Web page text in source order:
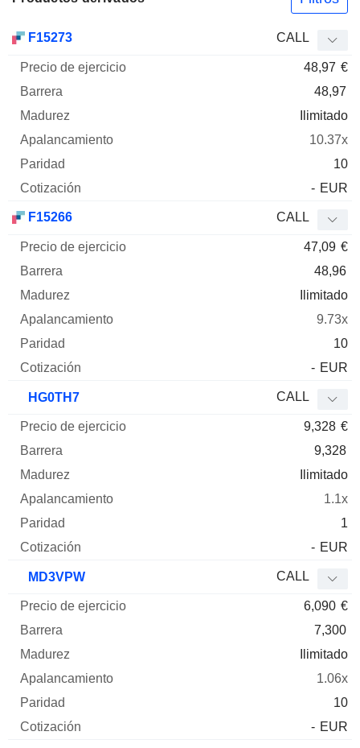
Mnemo
ejercicio
Elasticidad
F15273 CALL
48,97 €
48,97
Ilimitado
10.37x
10
- EUR
F15266 CALL
47,09 €
48,96
Ilimitado
9.73x
10
- EUR
HG0TH7 CALL
9,328 €
9,328
Ilimitado
1.1x
1
- EUR
MD3VPW CALL
6,090 €
7,300
Ilimitado
1.06x
10
- EUR